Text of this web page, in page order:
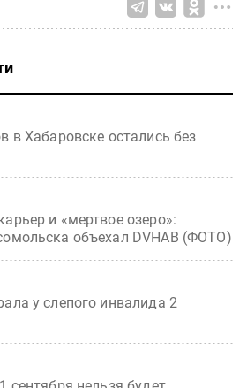
в Хабаровске остались без
и «мертвое озеро»:
объехал DVHAB (ФОТО)
у слепого инвалида 2